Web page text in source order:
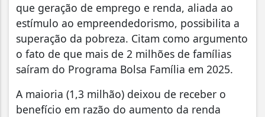
que geração de emprego e renda, aliada ao
estímulo ao empreendedorismo, possibilita a
superação da pobreza. Citam como argumento
o fato de que mais de 2 milhões de famílias
saíram do Programa Bolsa Família em 2025.
A maioria (1,3 milhão) deixou de receber o
benefício em razão do aumento da renda